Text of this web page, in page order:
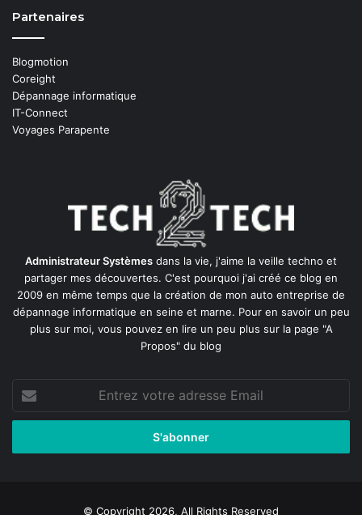
Partenaires
Blogmotion
Coreight
Dépannage informatique
IT-Connect
Voyages Parapente
Administrateur Systèmes dans la vie, j'aime la veille techno et
partager mes découvertes. C'est pourquoi j'ai créé ce blog en
2009 en même temps que la création de mon auto entreprise de
dépannage informatique en seine et marne. Pour en savoir un peu
plus sur moi, vous pouvez en lire un peu plus sur la page "A
Propos" du blog
votre
adresse
© Copyright 2026, All Rights Reserved